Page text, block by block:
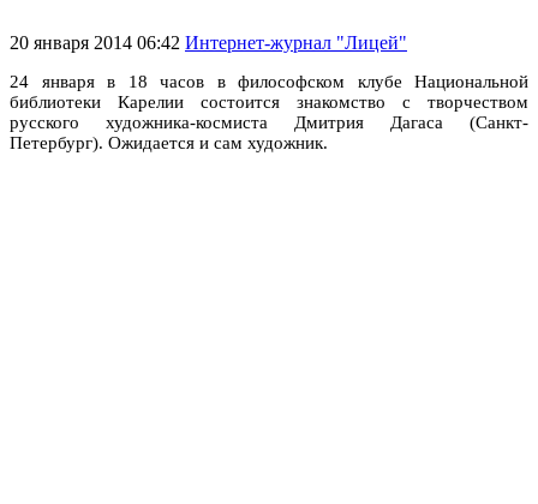
20 января 2014 06:42 Интернет-журнал "Лицей"
24 января в 18 часов в философском клубе Национальной
библиотеки Карелии состоится знакомство с творчеством
русского художника-космиста Дмитрия Дагаса (Санкт-
Петербург). Ожидается и сам художник.